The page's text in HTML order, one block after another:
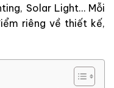
Solar Light… Mỗi
riêng về thiết kế,